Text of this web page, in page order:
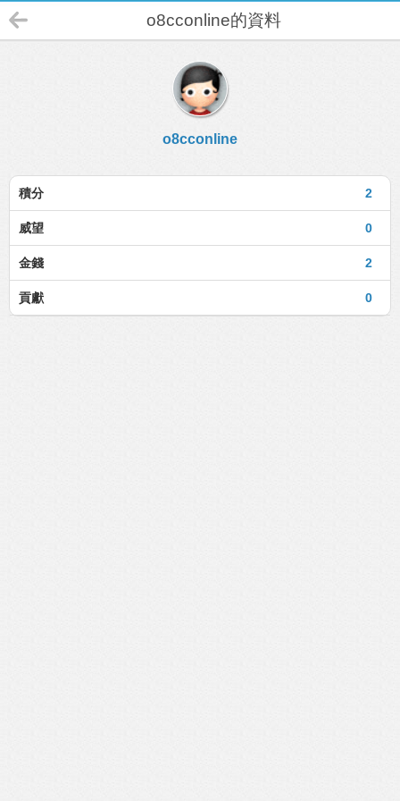
o8cconline的資料
o8cconline
2
積分
0
威望
2
金錢
0
貢獻